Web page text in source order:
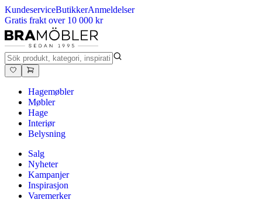
KundeserviceButikkerAnmeldelser
Gratis frakt over 10 000 kr
Hagemøbler
Møbler
Hage
Interiør
Belysning
Salg
Nyheter
Kampanjer
Inspirasjon
Varemerker